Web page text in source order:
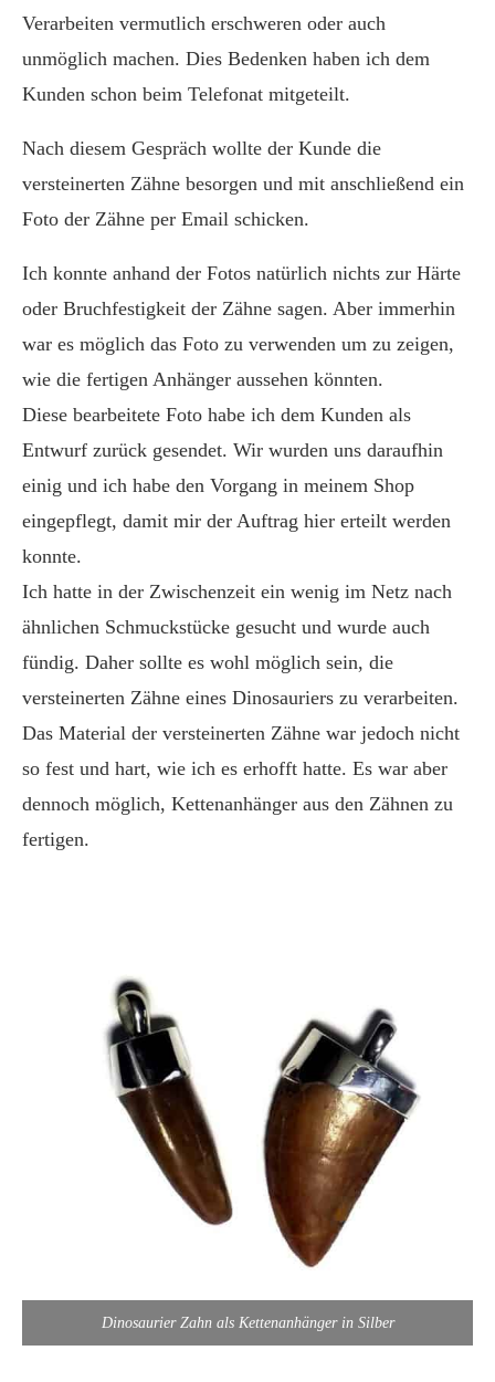
Verarbeiten vermutlich erschweren oder auch
unmöglich machen. Dies Bedenken haben ich dem
Kunden schon beim Telefonat mitgeteilt.
Nach diesem Gespräch wollte der Kunde die
versteinerten Zähne besorgen und mit anschließend ein
Foto der Zähne per Email schicken.
Ich konnte anhand der Fotos natürlich nichts zur Härte
oder Bruchfestigkeit der Zähne sagen. Aber immerhin
war es möglich das Foto zu verwenden um zu zeigen,
wie die fertigen Anhänger aussehen könnten.
Diese bearbeitete Foto habe ich dem Kunden als
Entwurf zurück gesendet. Wir wurden uns daraufhin
einig und ich habe den Vorgang in meinem Shop
eingepflegt, damit mir der Auftrag hier erteilt werden
konnte.
Ich hatte in der Zwischenzeit ein wenig im Netz nach
ähnlichen Schmuckstücke gesucht und wurde auch
fündig. Daher sollte es wohl möglich sein, die
versteinerten Zähne eines Dinosauriers zu verarbeiten.
Das Material der versteinerten Zähne war jedoch nicht
so fest und hart, wie ich es erhofft hatte. Es war aber
dennoch möglich, Kettenanhänger aus den Zähnen zu
fertigen.
Dinosaurier Zahn als Kettenanhänger in Silber